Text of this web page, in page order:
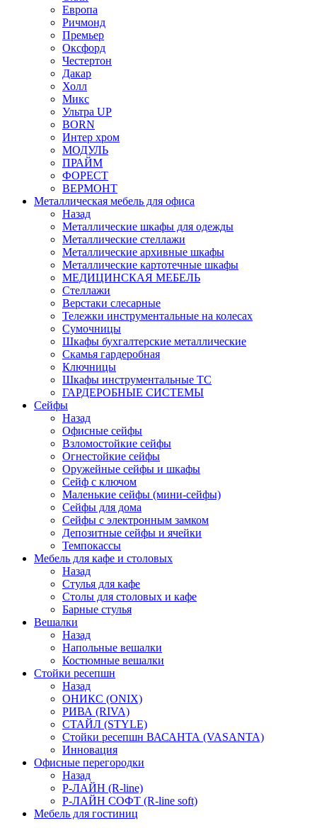
Европа
Ричмонд
Премьер
Оксфорд
Честертон
Дакар
Холл
Микс
Ультра UP
BORN
Интер хром
МОДУЛЬ
ПРАЙМ
ФОРЕСТ
ВЕРМОНТ
Металлическая мебель для офиса
Назад
Металлические шкафы для одежды
Металлические стеллажи
Металлические архивные шкафы
Металлические картотечные шкафы
МЕДИЦИНСКАЯ МЕБЕЛЬ
Стеллажи
Верстаки слесарные
Тележки инструментальные на колесах
Сумочницы
Шкафы бухгалтерские металлические
Скамья гардеробная
Ключницы
Шкафы инструментальные ТС
ГАРДЕРОБНЫЕ СИСТЕМЫ
Сейфы
Назад
Офисные сейфы
Взломостойкие сейфы
Огнестойкие сейфы
Оружейные сейфы и шкафы
Сейф с ключом
Маленькие сейфы (мини-сейфы)
Сейфы для дома
Сейфы с электронным замком
Депозитные сейфы и ячейки
Темпокассы
Мебель для кафе и столовых
Назад
Стулья для кафе
Столы для столовых и кафе
Барные стулья
Вешалки
Назад
Напольные вешалки
Костюмные вешалки
Стойки ресепшн
Назад
ОНИКС (ONIX)
РИВА (RIVA)
СТАЙЛ (STYLE)
Стойки ресепшн ВАСАНТА (VASANTA)
Инновация
Офисные перегородки
Назад
Р-ЛАЙН (R-line)
Р-ЛАЙН СОФТ (R-line soft)
Мебель для гостиниц